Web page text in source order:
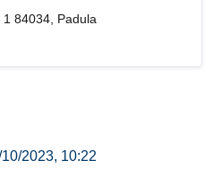
84034, Padula
2023, 10:22